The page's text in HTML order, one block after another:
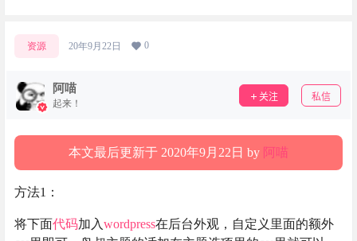
资源 20年9月22日 0
阿喵
起来！
关注 私信
本文最后更新于 2020年9月22日 by 阿喵
方法1：
将下面代码加入wordpress在后台外观，自定义里面的额外